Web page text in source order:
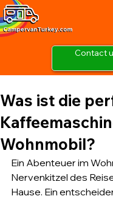
Contact
Was ist die
Wohnmobil?
Ein Abenteuer im
Nervenkitzel des
Hause. Ein